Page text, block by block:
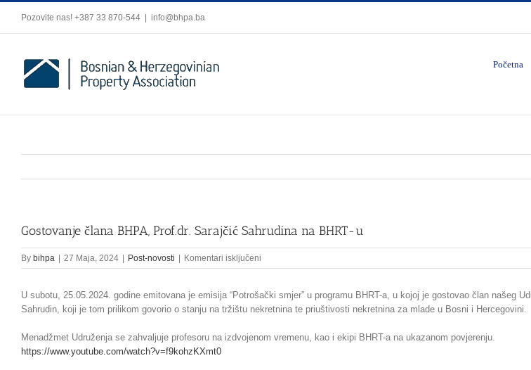
content
Pozovite nas! +387 33 870-544 info@bhpa.ba
Početna
Gostovanje člana BHPA, Prof.dr. Sarajčić Sahrudina na BHRT-u
By bihpa 27 Maja, 2024 Post-novosti Komentari isključeni
Gostovanje
BHPA,
Prof.dr.
Sahrudina
U subotu, 25.05.2024. godine emitovana je emisija “Potrošački smjer” u programu BHRT-a, u kojoj je gostovao član našeg
Sahrudin, koji je tom prilikom govorio o stanju na tržištu nekretnina te priuštivosti nekretnina za mlade u Bosni i Hercegovini.
Menadžmet Udruženja se zahvaljuje profesoru na izdvojenom vremenu, kao i ekipi BHRT-a na ukazanom povjerenju.
https://www.youtube.com/watch?v=f9kohzKXmt0